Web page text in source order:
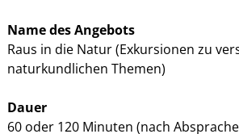
Name des Angebots
Raus in die Natur (Exkursionen zu
naturkundlichen Themen)
Dauer
60 oder 120 Minuten (nach